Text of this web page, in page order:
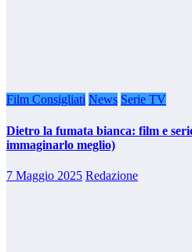
Film Consigliati News Serie TV
Dietro la fumata bianca: film e
immaginarlo meglio)
7 Maggio 2025 Redazione